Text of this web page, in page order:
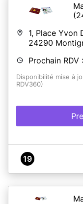
1, Place Yvon
24290
Prochain RDV :
Disponibilité mise à
RDV360)
19